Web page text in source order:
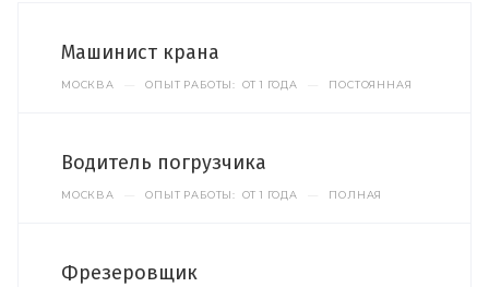
Машинист крана
МОСКВА ОПЫТ РАБОТЫ: ОТ 1 ГОДА ПОСТОЯННАЯ
Водитель погрузчика
МОСКВА ОПЫТ РАБОТЫ: ОТ 1 ГОДА ПОЛНАЯ
Фрезеровщик